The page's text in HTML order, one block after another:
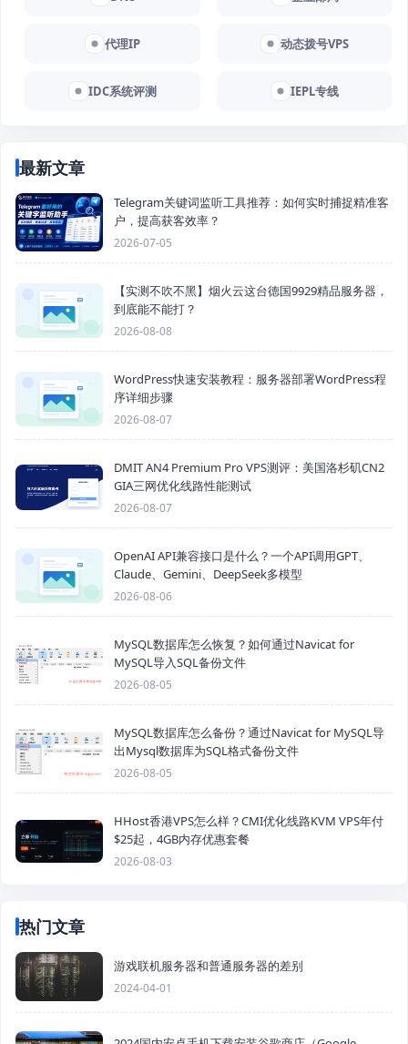
代理IP 动态拨号VPS
IDC系统评测 IEPL专线
最新文章
Telegram关键词监听工具推荐：如何实时捕捉精准客
户，提高获客效率？
2026-07-05
【实测不吹不黑】烟火云这台德国9929精品服务器，
到底能不能打？
2026-08-08
WordPress快速安装教程：服务器部署WordPress程
序详细步骤
2026-08-07
DMIT AN4 Premium Pro VPS测评：美国洛杉矶CN2
GIA三网优化线路性能测试
2026-08-07
OpenAI API兼容接口是什么？一个API调用GPT、
Claude、Gemini、DeepSeek多模型
2026-08-06
MySQL数据库怎么恢复？如何通过Navicat for
MySQL导入SQL备份文件
2026-08-05
MySQL数据库怎么备份？通过Navicat for MySQL导
出Mysql数据库为SQL格式备份文件
2026-08-05
HHost香港VPS怎么样？CMI优化线路KVM VPS年付
$25起，4GB内存优惠套餐
2026-08-03
热门文章
游戏联机服务器和普通服务器的差别
2024-04-01